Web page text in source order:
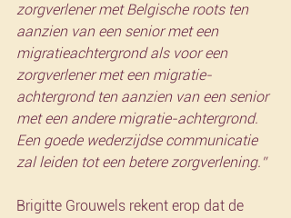
zorgverlener met Belgische roots ten
aanzien van een senior met een
migratieachtergrond als voor een
zorgverlener met een migratie-
achtergrond ten aanzien van een senior
met een andere migratie-achtergrond.
Een goede wederzijdse communicatie
zal leiden tot een betere zorgverlening.”
Brigitte Grouwels rekent erop dat de